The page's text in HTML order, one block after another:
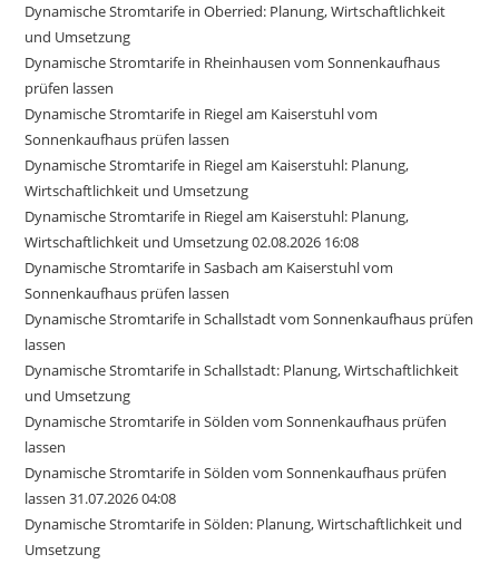
Dynamische Stromtarife in Oberried: Planung, Wirtschaftlichkeit
und Umsetzung
Dynamische Stromtarife in Rheinhausen vom Sonnenkaufhaus
prüfen lassen
Dynamische Stromtarife in Riegel am Kaiserstuhl vom
Sonnenkaufhaus prüfen lassen
Dynamische Stromtarife in Riegel am Kaiserstuhl: Planung,
Wirtschaftlichkeit und Umsetzung
Dynamische Stromtarife in Riegel am Kaiserstuhl: Planung,
Wirtschaftlichkeit und Umsetzung 02.08.2026 16:08
Dynamische Stromtarife in Sasbach am Kaiserstuhl vom
Sonnenkaufhaus prüfen lassen
Dynamische Stromtarife in Schallstadt vom Sonnenkaufhaus prüfen
lassen
Dynamische Stromtarife in Schallstadt: Planung, Wirtschaftlichkeit
und Umsetzung
Dynamische Stromtarife in Sölden vom Sonnenkaufhaus prüfen
lassen
Dynamische Stromtarife in Sölden vom Sonnenkaufhaus prüfen
lassen 31.07.2026 04:08
Dynamische Stromtarife in Sölden: Planung, Wirtschaftlichkeit und
Umsetzung